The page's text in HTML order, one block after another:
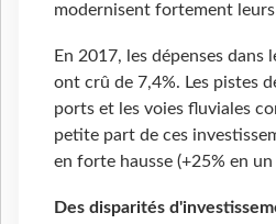
modernisent fortement
En 2017, les dépenses
ont crû de 7,4%. Les pistes
ports et les voies fluviales
petite part de ces
en forte hausse (+25% en un
Des disparités